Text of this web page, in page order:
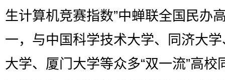
生计算机竞赛指数”中蝉联全国民办
一，与中国科学技术大学、同济大
大学、厦门大学等众多“双一流”高校